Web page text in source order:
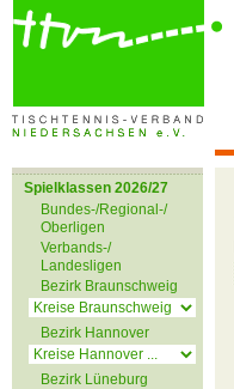
Spielklassen 2026/27
Bundes-/Regional-/
Oberligen
Verbands-/
Landesligen
Bezirk Braunschweig
Bezirk Hannover
Bezirk Lüneburg